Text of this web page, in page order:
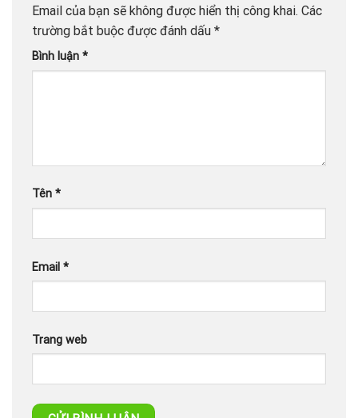
Email của bạn sẽ không được hiển thị công khai. Các
trường bắt buộc được đánh dấu *
Bình luận *
Tên *
Email *
Trang web